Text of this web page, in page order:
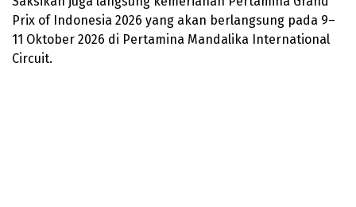
Prix of Indonesia 2026 yang akan berlangsung pada 9–
11 Oktober 2026 di Pertamina Mandalika International
Circuit.